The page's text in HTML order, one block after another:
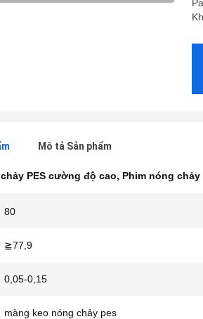
Mô tả Sản phẩm
PES cường độ cao, Phim nóng chảy
80
≧77,9
0,05-0,15
màng keo nóng chảy pes